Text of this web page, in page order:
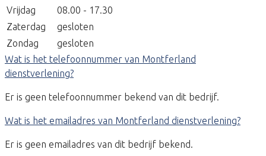
Vrijdag
08.00 - 17.30
Zaterdag
gesloten
Zondag
gesloten
Wat is het telefoonnummer van Montferland
dienstverlening?
Er is geen telefoonnummer bekend van dit bedrijf.
Wat is het emailadres van Montferland dienstverlening?
Er is geen emailadres van dit bedrijf bekend.